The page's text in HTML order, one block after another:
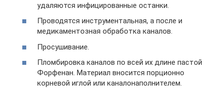
удаляются инфицированные останки.
Проводятся инструментальная, а после и
медикаментозная обработка каналов.
Просушивание.
Пломбировка каналов по всей их длине пастой
Форфенан. Материал вносится порционно
корневой иглой или каналонаполнителем.